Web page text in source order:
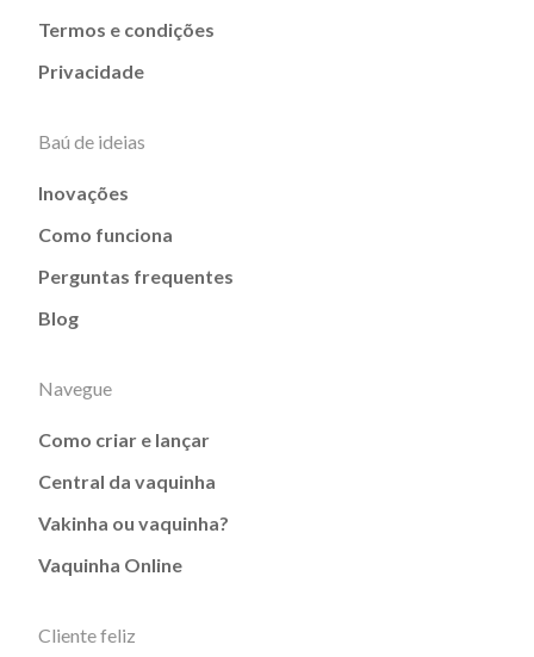
Termos e condições
Privacidade
Baú de ideias
Inovações
Como funciona
Perguntas frequentes
Blog
Navegue
Como criar e lançar
Central da vaquinha
Vakinha ou vaquinha?
Vaquinha Online
Cliente feliz